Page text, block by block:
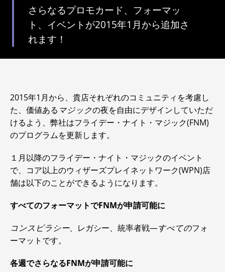
さらなるプロモカード、フォーマッ
ト、イベントが2015年1月から追加さ
れます！
2015年1月から、貴店それぞれのコミュニティを考慮し
た、価値ある マジックの夜を自由にデザインしていただ
けるよう、弊社はフライデー・ナイト・マジック(FNM)
のプログラムを更新します。
１月以降のフライデー・ナイト・マジックのイベント
で、コア以上のウィザーズプレイネットワーク(WPN)店
舗は以下のことができるようになります。
すべてのフォーマットでFNMが申請可能に
コンスピラシー、レガシー、統率者戦—すべてのフォ
ーマットです。
各週でさらなるFNMが申請可能に